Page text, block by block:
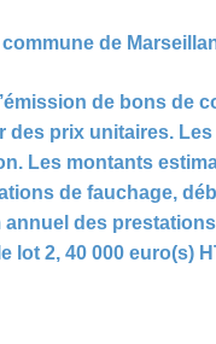
de
de bons de
prix unitaires.
Les montants
de fauchage,
des
2, 40 000 euro(s)